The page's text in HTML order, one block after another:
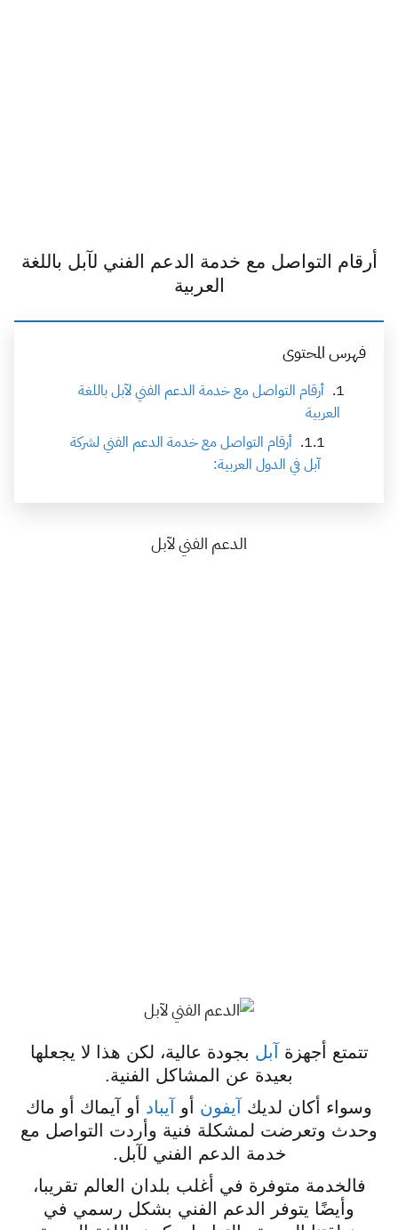
أرقام التواصل مع خدمة الدعم الفني لآبل باللغة
العربية
فهرس المحتوى
أرقام التواصل مع خدمة الدعم الفني لآبل باللغة
العربية
أرقام التواصل مع خدمة الدعم الفني لشركة
آبل في الدول العربية:
الدعم الفني لآبل
تتمتع أجهزة آبل بجودة عالية، لكن هذا لا يجعلها
بعيدة عن المشاكل الفنية.
وسواء أكان لديك
آيفون أو آيباد أو آيماك أو ماك
وحدث وتعرضت لمشكلة فنية وأردت التواصل مع
خدمة الدعم الفني لآبل.
فالخدمة متوفرة في أغلب بلدان العالم تقريبا،
وأيضًا يتوفر الدعم الفني بشكل رسمي في